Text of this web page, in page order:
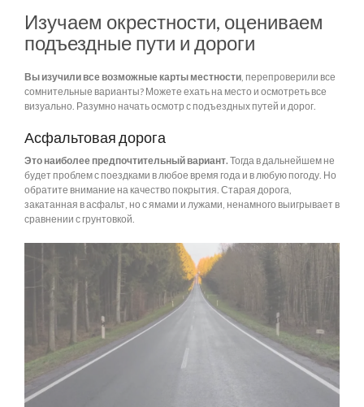
Изучаем окрестности, оцениваем
подъездные пути и дороги
Вы изучили все возможные карты местности , перепроверили все
сомнительные варианты? Можете ехать на место и осмотреть все
визуально. Разумно начать осмотр с подъездных путей и дорог.
Асфальтовая дорога
Это наиболее предпочтительный вариант. Тогда в дальнейшем не
будет проблем с поездками в любое время года и в любую погоду. Но
обратите внимание на качество покрытия. Старая дорога,
закатанная в асфальт, но с ямами и лужами, ненамного выигрывает в
сравнении с грунтовкой.